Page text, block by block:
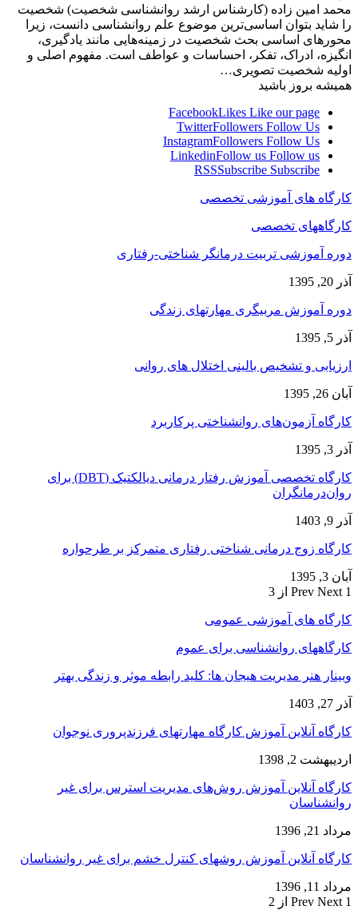
محمد امین زاده (کارشناس ارشد روانشناسی شخصیت) شخصیت
را شاید بتوان اساسی‌ترین موضوع علم روانشناسی دانست، زیرا
محورهای اساسی بحث شخصیت در زمینه‌هایی مانند یادگیری،
انگیزه، ادراک، تفکر، احساسات و عواطف است. مفهوم اصلی و
اولیه شخصیت تصویری…
همیشه بروز باشید
FacebookLikes Like our page
TwitterFollowers Follow Us
InstagramFollowers Follow Us
LinkedinFollow us Follow us
RSSSubscribe Subscribe
کارگاه های آموزشی تخصصی
کارگاههای تخصصی
دوره آموزشی تربیت درمانگر شناختی-رفتاری
آذر 20, 1395
دوره آموزش مربیگری مهارتهای زندگی
آذر 5, 1395
ارزیابی و تشخیص بالینی اختلال های روانی
آبان 26, 1395
کارگاه آزمون‌های روانشناختی پرکاربرد
آذر 3, 1395
کارگاه تخصصی آموزش رفتار درمانی دیالکتیک (DBT) برای
روان‌درمانگران
آذر 9, 1403
کارگاه زوج‌ درمانی شناختی رفتاری متمرکز بر طرحواره
آبان 3, 1395
Prev Next 1 از 3
کارگاه های آموزشی عمومی
کارگاههای روانشناسی برای عموم
وبینار هنر مدیریت هیجان ها: کلید رابطه موثر و زندگی بهتر
آذر 27, 1403
کارگاه آنلاین آموزش کارگاه مهارتهای فرزندپروری نوجوان
اردیبهشت 2, 1398
کارگاه آنلاین آموزش روش‌های مدیریت استرس برای غیر
روانشناسان
مرداد 21, 1396
کارگاه آنلاین آموزش روشهای کنترل خشم برای غیر روانشناسان
مرداد 11, 1396
Prev Next 1 از 2